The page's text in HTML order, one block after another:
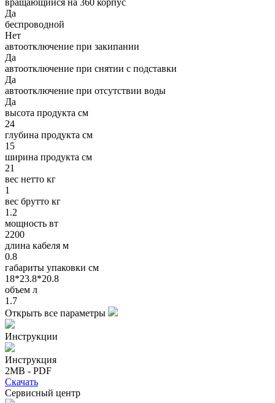
вращающийся на 360 корпус
Да
беспроводной
Нет
автоотключение при закипании
Да
автоотключение при снятии с подставки
Да
автоотключение при отсутствии воды
Да
высота продукта см
24
глубина продукта см
15
ширина продукта см
21
вес нетто кг
1
вес брутто кг
1.2
мощность вт
2200
длина кабеля м
0.8
габариты упаковки см
18*23.8*20.8
объем л
1.7
Открыть все параметры
Инструкции
Инструкция
2MB - PDF
Скачать
Сервисный центр